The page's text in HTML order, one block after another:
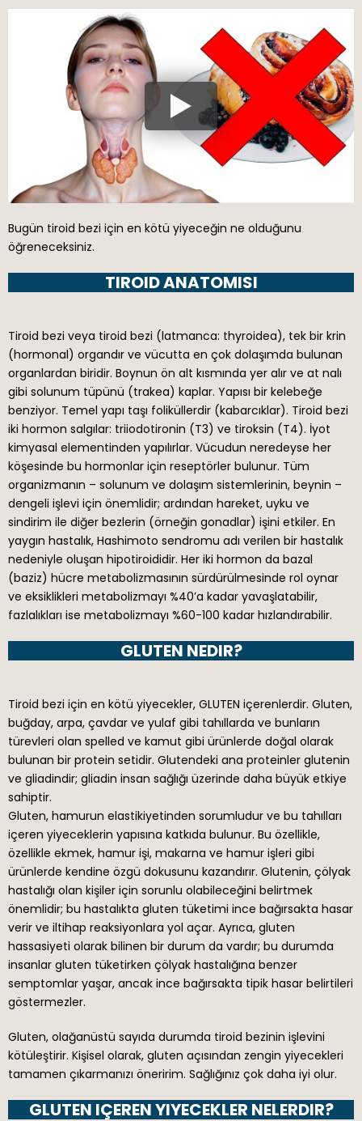
Bugün tiroid bezi için en kötü yiyeceğin ne olduğunu
öğreneceksiniz.
TIROID ANATOMISI
Tiroid bezi veya tiroid bezi (latmanca: thyroidea), tek bir krin
(hormonal) organdır ve vücutta en çok dolaşımda bulunan
organlardan biridir. Boynun ön alt kısmında yer alır ve at nalı
gibi solunum tüpünü (trakea) kaplar. Yapısı bir kelebeğe
benziyor. Temel yapı taşı foliküllerdir (kabarcıklar). Tiroid bezi
iki hormon salgılar: triiodotironin (T3) ve tiroksin (T4). İyot
kimyasal elementinden yapılırlar. Vücudun neredeyse her
köşesinde bu hormonlar için reseptörler bulunur. Tüm
organizmanın – solunum ve dolaşım sistemlerinin, beynin –
dengeli işlevi için önemlidir; ardından hareket, uyku ve
sindirim ile diğer bezlerin (örneğin gonadlar) işini etkiler. En
yaygın hastalık, Hashimoto sendromu adı verilen bir hastalık
nedeniyle oluşan hipotiroididir. Her iki hormon da bazal
(baziz) hücre metabolizmasının sürdürülmesinde rol oynar
ve eksiklikleri metabolizmayı %40’a kadar yavaşlatabilir,
fazlalıkları ise metabolizmayı %60-100 kadar hızlandırabilir.
GLUTEN NEDIR?
Tiroid bezi için en kötü yiyecekler, GLUTEN içerenlerdir. Gluten,
buğday, arpa, çavdar ve yulaf gibi tahıllarda ve bunların
türevleri olan spelled ve kamut gibi ürünlerde doğal olarak
bulunan bir protein setidir. Glutendeki ana proteinler glutenin
ve gliadindir; gliadin insan sağlığı üzerinde daha büyük etkiye
sahiptir.
Gluten, hamurun elastikiyetinden sorumludur ve bu tahılları
içeren yiyeceklerin yapısına katkıda bulunur. Bu özellikle,
özellikle ekmek, hamur işi, makarna ve hamur işleri gibi
ürünlerde kendine özgü dokusunu kazandırır. Glutenin, çölyak
hastalığı olan kişiler için sorunlu olabileceğini belirtmek
önemlidir; bu hastalıkta gluten tüketimi ince bağırsakta hasar
verir ve iltihap reaksiyonlara yol açar. Ayrıca, gluten
hassasiyeti olarak bilinen bir durum da vardır; bu durumda
insanlar gluten tüketirken çölyak hastalığına benzer
semptomlar yaşar, ancak ince bağırsakta tipik hasar belirtileri
göstermezler.
Gluten, olağanüstü sayıda durumda tiroid bezinin işlevini
kötüleştirir. Kişisel olarak, gluten açısından zengin yiyecekleri
tamamen çıkarmanızı öneririm. Sağlığınız çok daha iyi olur.
GLUTEN IÇEREN YIYECEKLER NELERDIR?